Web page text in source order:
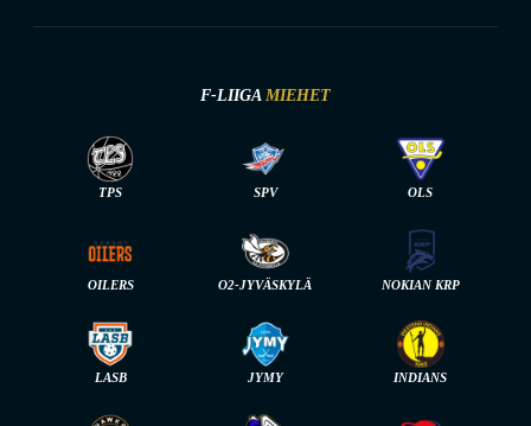
F-LIIGA MIEHET
TPS SPV OLS
OILERS O2-JYVÄSKYLÄ NOKIAN KRP
LASB JYMY INDIANS